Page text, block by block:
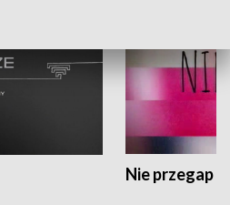
Nie przegap